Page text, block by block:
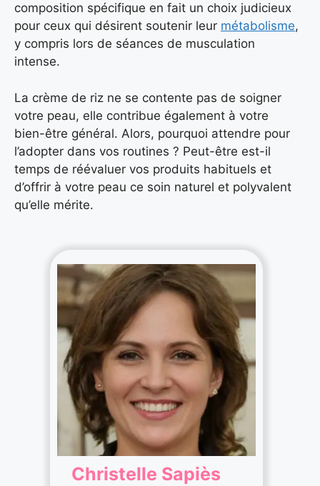
composition spécifique en fait un choix judicieux
pour ceux qui désirent soutenir leur métabolisme,
y compris lors de séances de musculation
intense.
La crème de riz ne se contente pas de soigner
votre peau, elle contribue également à votre
bien-être général. Alors, pourquoi attendre pour
l’adopter dans vos routines ? Peut-être est-il
temps de réévaluer vos produits habituels et
d’offrir à votre peau ce soin naturel et polyvalent
qu’elle mérite.
Christelle Sapiès